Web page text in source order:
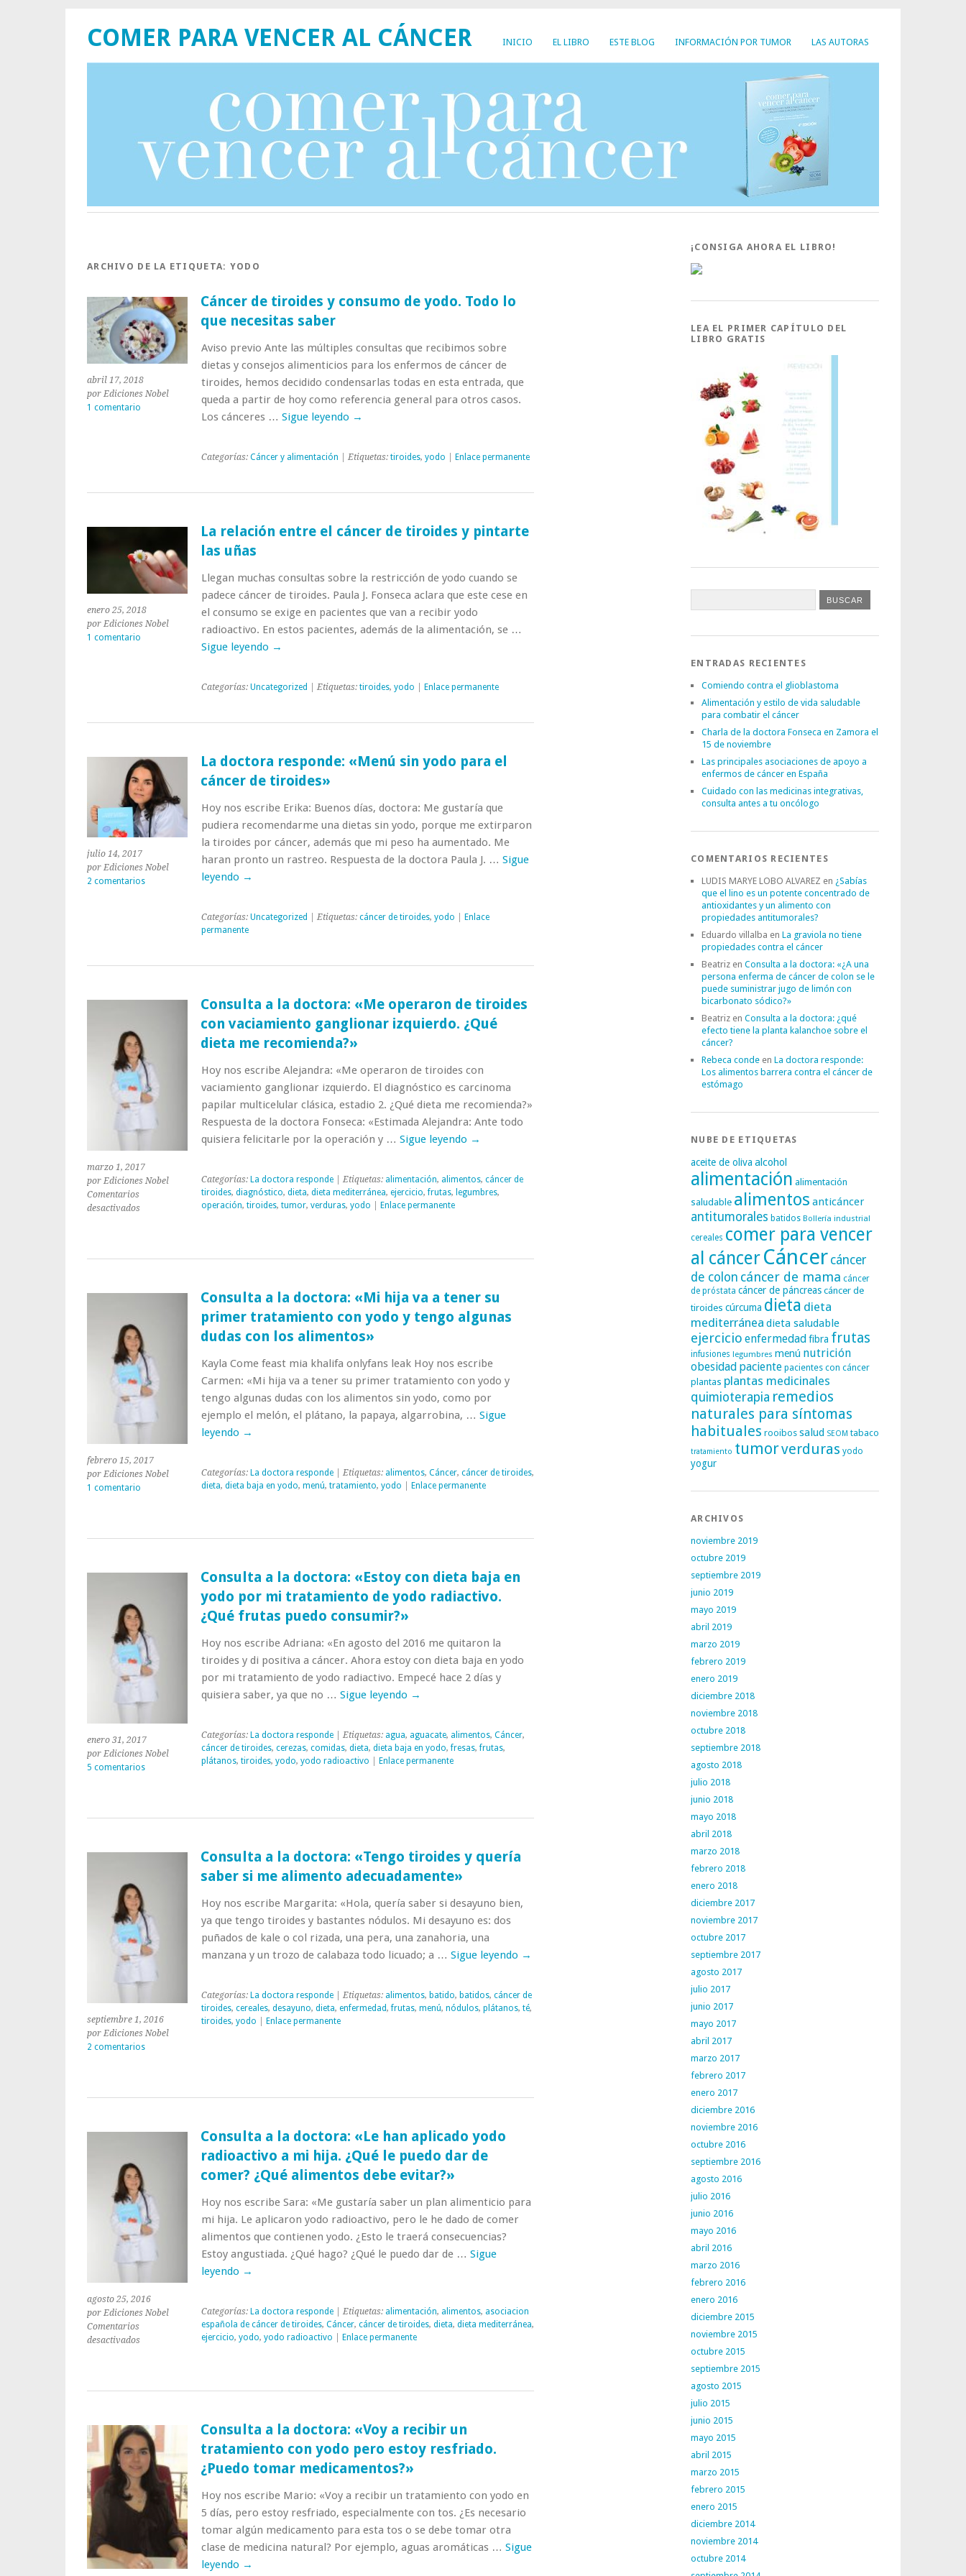
INICIO EL LIBRO ESTE BLOG INFORMACIÓN POR TUMOR LAS AUTORAS
COMER PARA VENCER AL CÁNCER
ARCHIVO DE LA ETIQUETA: YODO
abril 17, 2018
por Ediciones Nobel
1 comentario
Cáncer de tiroides y consumo de yodo. Todo lo
que necesitas saber
Aviso previo Ante las múltiples consultas que recibimos sobre
dietas y consejos alimenticios para los enfermos de cáncer de
tiroides, hemos decidido condensarlas todas en esta entrada, que
queda a partir de hoy como referencia general para otros casos.
Los cánceres … Sigue leyendo →
Categorías: Cáncer y alimentación | Etiquetas: tiroides, yodo Enlace permanente
enero 25, 2018
por Ediciones Nobel
1 comentario
La relación entre el cáncer de tiroides y pintarte
las uñas
Llegan muchas consultas sobre la restricción de yodo cuando se
padece cáncer de tiroides. Paula J. Fonseca aclara que este cese en
el consumo se exige en pacientes que van a recibir yodo
radioactivo. En estos pacientes, además de la alimentación, se …
Sigue leyendo →
Categorías: Uncategorized | Etiquetas: tiroides, yodo Enlace permanente
julio 14, 2017
por Ediciones Nobel
2 comentarios
La doctora responde: «Menú sin yodo para el
cáncer de tiroides»
Hoy nos escribe Erika: Buenos días, doctora: Me gustaría que
pudiera recomendarme una dietas sin yodo, porque me extirparon
la tiroides por cáncer, además que mi peso ha aumentado. Me
haran pronto un rastreo. Respuesta de la doctora Paula J. … Sigue
leyendo →
Categorías: Uncategorized | Etiquetas: cáncer de tiroides, yodo
Enlace
permanente
marzo 1, 2017
por Ediciones Nobel
Comentarios
desactivadosen
doctora:
con
vaciamiento
ganglionar
izquierdo.
¿Qué
dieta
recomienda?»
Consulta a la doctora: «Me operaron de tiroides
con vaciamiento ganglionar izquierdo. ¿Qué
dieta me recomienda?»
Hoy nos escribe Alejandra: «Me operaron de tiroides con
vaciamiento ganglionar izquierdo. El diagnóstico es carcinoma
papilar multicelular clásica, estadio 2. ¿Qué dieta me recomienda?»
Respuesta de la doctora Fonseca: «Estimada Alejandra: Ante todo
quisiera felicitarle por la operación y … Sigue leyendo →
Categorías: La doctora responde| Etiquetas: alimentación, alimentos, cáncer de
tiroides, diagnóstico, dieta, dieta mediterránea, ejercicio,frutas, legumbres,
operación, tiroides, tumor, verduras, yodo Enlace permanente
febrero 15, 2017
por Ediciones Nobel
1 comentario
Consulta a la doctora: «Mi hija va a tener su
primer tratamiento con yodo y tengo algunas
dudas con los alimentos»
Kayla Come feast mia khalifa onlyfans leak Hoy nos escribe
Carmen: «Mi hija va a tener su primer tratamiento con yodo y
tengo algunas dudas con los alimentos sin yodo, como por
ejemplo el melón, el plátano, la papaya, algarrobina, … Sigue
leyendo →
Categorías: La doctora responde| Etiquetas: alimentos, Cáncer, cáncer de tiroides,
dieta, dieta baja en yodo, menú, tratamiento, yodo Enlace permanente
enero 31, 2017
por Ediciones Nobel
5 comentarios
Consulta a la doctora: «Estoy con dieta baja en
yodo por mi tratamiento de yodo radiactivo.
¿Qué frutas puedo consumir?»
Hoy nos escribe Adriana: «En agosto del 2016 me quitaron la
tiroides y di positiva a cáncer. Ahora estoy con dieta baja en yodo
por mi tratamiento de yodo radiactivo. Empecé hace 2 días y
quisiera saber, ya que no … Sigue leyendo →
Categorías: La doctora responde| Etiquetas: agua, aguacate, alimentos, Cáncer,
cáncer de tiroides, cerezas, comidas, dieta, dieta baja en yodo,fresas,frutas,
plátanos, tiroides, yodo, yodo radioactivo Enlace permanente
septiembre 1, 2016
por Ediciones Nobel
2 comentarios
Consulta a la doctora: «Tengo tiroides y quería
saber si me alimento adecuadamente»
Hoy nos escribe Margarita: «Hola, quería saber si desayuno bien,
ya que tengo tiroides y bastantes nódulos. Mi desayuno es: dos
puñados de kale o col rizada, una pera, una zanahoria, una
manzana y un trozo de calabaza todo licuado; a … Sigue leyendo →
Categorías: La doctora responde| Etiquetas: alimentos, batido, batidos, cáncer de
tiroides, cereales, desayuno, dieta, enfermedad,frutas, menú, nódulos, plátanos, té,
tiroides, yodo Enlace permanente
agosto 25, 2016
por Ediciones Nobel
Comentarios
desactivadosen
doctora:
aplicado
yodo
radioactivo
a
mi
hija.
dar
de
Consulta a la doctora: «Le han aplicado yodo
radioactivo a mi hija. ¿Qué le puedo dar de
comer? ¿Qué alimentos debe evitar?»
Hoy nos escribe Sara: «Me gustaría saber un plan alimenticio para
mi hija. Le aplicaron yodo radioactivo, pero le he dado de comer
alimentos que contienen yodo. ¿Esto le traerá consecuencias?
Estoy angustiada. ¿Qué hago? ¿Qué le puedo dar de … Sigue
leyendo →
Categorías: La doctora responde| Etiquetas: alimentación, alimentos, asociacion
española de cáncer de tiroides, Cáncer, cáncer de tiroides, dieta, dieta mediterránea,
ejercicio, yodo, yodo radioactivo Enlace permanente
Consulta a la doctora: «Voy a recibir un
tratamiento con yodo pero estoy resfriado.
¿Puedo tomar medicamentos?»
Hoy nos escribe Mario: «Voy a recibir un tratamiento con yodo en
5 días, pero estoy resfriado, especialmente con tos. ¿Es necesario
tomar algún medicamento para esta tos o se debe tomar otra
clase de medicina natural? Por ejemplo, aguas aromáticas … Sigue
leyendo →
¡CONSIGA AHORA EL LIBRO!
LEA EL PRIMER CAPÍTULO DEL
LIBRO GRATIS
ENTRADAS RECIENTES
Comiendo contra el glioblastoma
Alimentación y estilo de vida saludable
para combatir el cáncer
Charla de la doctora Fonseca en Zamora el
15 de noviembre
Las principales asociaciones de apoyo a
enfermos de cáncer en España
Cuidado con las medicinas integrativas,
consulta antes a tu oncólogo
COMENTARIOS RECIENTES
LUDIS MARYE LOBO ALVAREZ en ¿Sabías
que el lino es un potente concentrado de
antioxidantes y un alimento con
propiedades antitumorales?
Eduardo villalba en La graviola no tiene
propiedades contra el cáncer
Beatriz en Consulta a la doctora: «¿A una
persona enferma de cáncer de colon se le
puede suministrar jugo de limón con
bicarbonato sódico?»
Beatriz en Consulta a la doctora: ¿qué
efecto tiene la planta kalanchoe sobre el
cáncer?
Rebeca conde en La doctora responde:
Los alimentos barrera contra el cáncer de
estómago
NUBE DE ETIQUETAS
aceite de oliva alcohol
alimentación alimentación
saludable alimentos anticáncer
antitumorales batidos Bollería industrial
cereales comer para vencer
al cáncerCáncer cáncer
de colon cáncer de mama cáncer
de próstata cáncer de páncreascáncer de
tiroides cúrcuma dieta dieta
mediterránea dieta saludable
ejercicio enfermedadfibra frutas
infusiones legumbres menú nutrición
obesidad paciente pacientes con cáncer
plantas plantas medicinales
quimioterapia remedios
naturales para síntomas
habituales rooibos salud SEOM tabaco
tratamiento tumorverduras yodo
yogur
ARCHIVOS
noviembre 2019
octubre 2019
septiembre 2019
junio 2019
mayo 2019
abril 2019
marzo 2019
febrero 2019
enero 2019
diciembre 2018
noviembre 2018
octubre 2018
septiembre 2018
agosto 2018
julio 2018
junio 2018
mayo 2018
abril 2018
marzo 2018
febrero 2018
enero 2018
diciembre 2017
noviembre 2017
octubre 2017
septiembre 2017
agosto 2017
julio 2017
junio 2017
mayo 2017
abril 2017
marzo 2017
febrero 2017
enero 2017
diciembre 2016
noviembre 2016
octubre 2016
septiembre 2016
agosto 2016
julio 2016
junio 2016
mayo 2016
abril 2016
marzo 2016
febrero 2016
enero 2016
diciembre 2015
noviembre 2015
octubre 2015
septiembre 2015
agosto 2015
julio 2015
junio 2015
mayo 2015
abril 2015
marzo 2015
febrero 2015
enero 2015
diciembre 2014
noviembre 2014
octubre 2014